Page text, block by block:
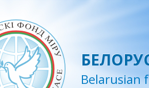
Belarusian